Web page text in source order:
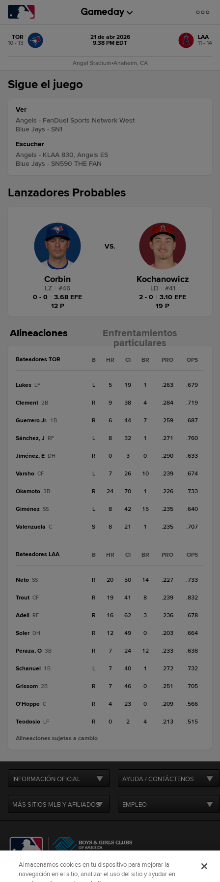
TOR
10 - 13
21 de abr 2026
9:38 PM EDT
LAA
11 - 14
Angel Stadium•Anaheim, CA
Sigue el juego
Ver
Angels - FanDuel Sports Network West
Blue Jays - SN1
Escuchar
Angels - KLAA 830, Angels ES
Blue Jays - SN590 THE FAN
Lanzadores Probables
Corbin
LZ #46
0 - 0
3.68 EFE
12 P
VS.
Kochanowicz
LD #41
2 - 0
3.10 EFE
19 P
Alineaciones
Enfrentamientos
particulares
Bateadores TOR B HR CI BR PRO OPS
Lukes LF L 5 19 1 .263 .679
Clement 2B R 9 38 4 .284 .719
Guerrero Jr. 1B R 6 44 7 .259 .687
Sánchez, J RF L 8 32 1 .271 .760
Jiménez, E DH R 0 3 0 .290 .633
Varsho CF L 7 26 10 .239 .674
Okamoto 3B R 24 70 1 .226 .733
Giménez SS L 8 42 15 .235 .640
Valenzuela C S 8 21 1 .235 .707
Bateadores LAA B HR CI BR PRO OPS
Neto SS R 20 50 14 .227 .733
Trout CF R 19 41 8 .239 .832
Adell RF R 16 62 3 .236 .678
Soler DH R 12 49 0 .203 .664
Peraza, O 3B R 7 24 12 .233 .638
Schanuel 1B L 7 40 1 .272 .732
Grissom 2B R 7 46 0 .251 .705
O'Hoppe C R 4 23 0 .209 .566
Teodosio LF R 0 2 4 .213 .515
Alineaciones sujetas a cambio
INFORMACIÓN OFICIAL AYUDA / CONTÁCTENOS
MÁS SITIOS MLB Y AFILIADOS EMPLEO
CONNECT WITHMLB
Almacenamos cookies en tu dispositivo para mejorar la
navegación en el sitio, analizar el uso del sitio y ayudar en